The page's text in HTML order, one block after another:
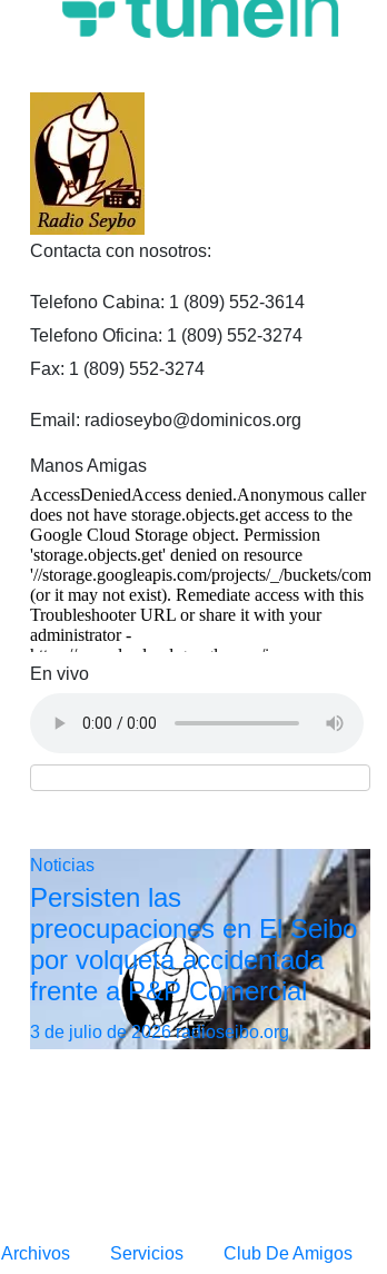
Contacta con nosotros:
Telefono Cabina: 1 (809) 552-3614
Telefono Oficina: 1 (809) 552-3274
Fax: 1 (809) 552-3274
Email: radioseybo@dominicos.org
Manos Amigas
En vivo
Noticias
Persisten las
preocupaciones en El Seibo
por volqueta accidentada
frente a P&P Comercial
3 de julio de 2026radioseibo.org
Archivos Servicios Club De Amigos